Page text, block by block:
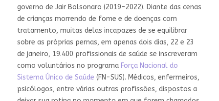
governo de Jair Bolsonaro (2019-2022). Diante das cenas
de crianças morrendo de fome e de doenças com
tratamento, muitas delas incapazes de se equilibrar
sobre as próprias pernas, em apenas dois dias, 22 e 23
de janeiro, 19.400 profissionais de saúde se inscreveram
como voluntários no programa Força Nacional do
Sistema Único de Saúde (FN-SUS). Médicos, enfermeiros,
psicólogos, entre várias outras profissões, dispostos a